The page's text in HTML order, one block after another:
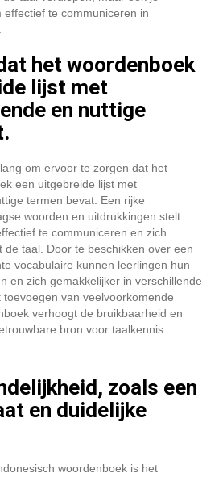
te communiceren in
het woordenboek
lijst met
en nuttige
om ervoor te zorgen dat het
een uitgebreide lijst met
termen bevat. Een rijke
woorden en uitdrukkingen stelt
te communiceren en zich
de taal. Door te beschikken over een
vocabulaire kunnen leerlingen hun
en zich gemakkelijker in verschillende
van veelvoorkomende
verhoogt de bruikbaarheid en
bron voor taalkennis.
zoals een
en duidelijke
woordenboek is het